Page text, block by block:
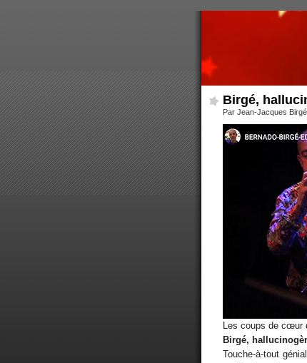
Birgé,
Par Jean-Jacques
Les coups de cœur
Birgé,
Touche-à-tout